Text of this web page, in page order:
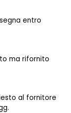
entro
ma rifornito
al fornitore